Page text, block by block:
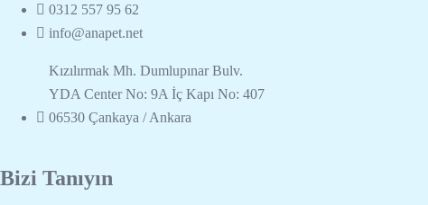
0312 557 95 62
info@anapet.net
Kızılırmak Mh. Dumlupınar Bulv.
YDA Center No: 9A İç Kapı No: 407
06530 Çankaya / Ankara
Bizi Tanıyın